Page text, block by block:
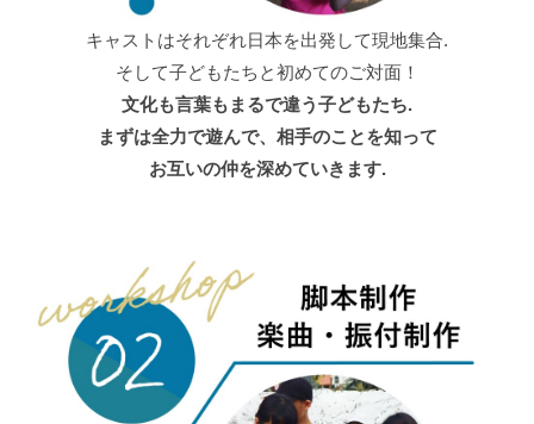
キャストはそれぞれ日本を出発して現地集合.
そして子どもたちと初めてのご対面！
文化も言葉もまるで違う子どもたち.
まずは全力で遊んで、相手のことを知って
お互いの仲を深めていきます.